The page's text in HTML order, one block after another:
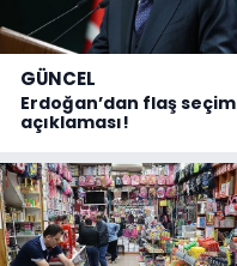
GÜNCEL
Erdoğan’dan flaş seçim
açıklaması!